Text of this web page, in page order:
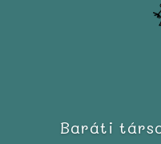
Baráti